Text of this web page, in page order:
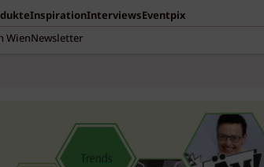
InspirationInterviewsEventpix
WienNewsletter